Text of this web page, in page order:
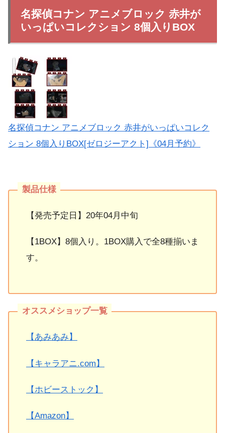
名探偵コナン アニメブロック 赤井が
いっぱいコレクション 8個入りBOX
名探偵コナン アニメブロック 赤井がいっぱいコレク
ション 8個入りBOX[ゼロジーアクト]《04月予約》
【発売予定日】20年04月中旬
【1BOX】8個入り。1BOX購入で全8種揃いま
す。
【あみあみ】
【キャラアニ.com】
【ホビーストック】
【Amazon】